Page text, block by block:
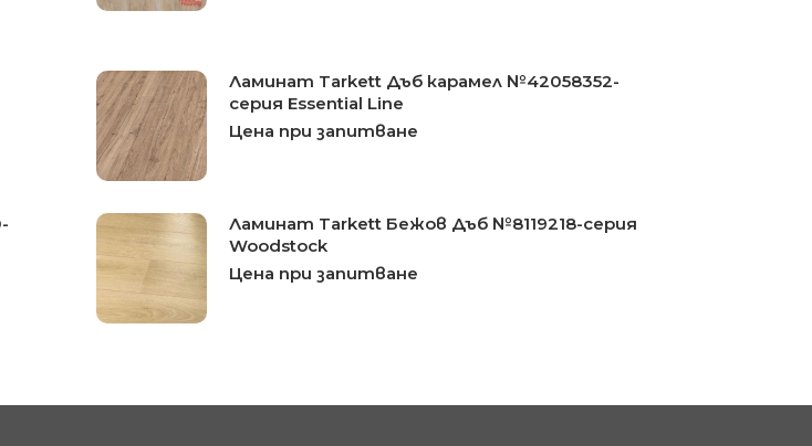
Ламинат Tarkett Дъб карамел №42058352-
серия Essential Line
Цена при запитване
Ламинат Tarkett Бежов Дъб №8119218-серия
Woodstock
Цена при запитване